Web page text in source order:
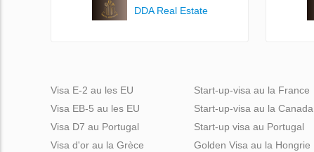
DDA Real Estate
Visa E-2 au les EU
Visa EB-5 au les EU
Visa D7 au Portugal
Visa d'or au la Grèce
Start-up-visa au la France
Start-up-visa au la Canada
Start-up visa au Portugal
Golden Visa au la Hongrie